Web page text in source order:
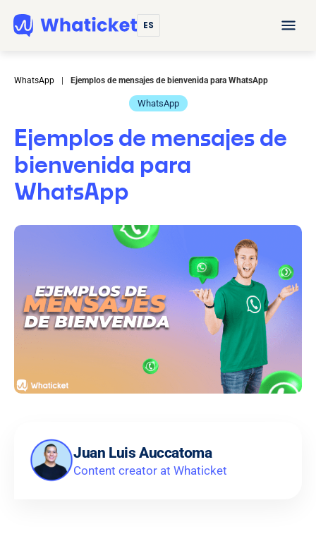
ES
WhatsApp Ejemplos de mensajes de bienvenida para WhatsApp
WhatsApp
Ejemplos de mensajes de
bienvenida para
WhatsApp
Juan Luis Auccatoma
Content creator at Whaticket